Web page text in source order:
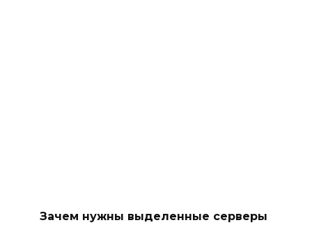
Зачем нужны выделенные серверы